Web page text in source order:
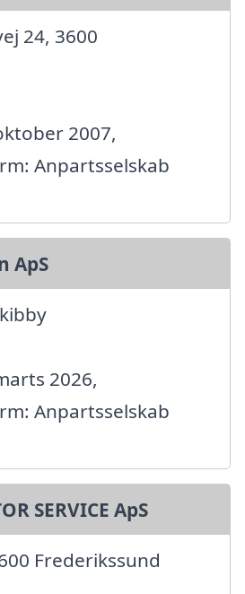
24, 3600
2007,
Anpartsselskab
ApS
2026,
Anpartsselskab
SERVICE ApS
Frederikssund